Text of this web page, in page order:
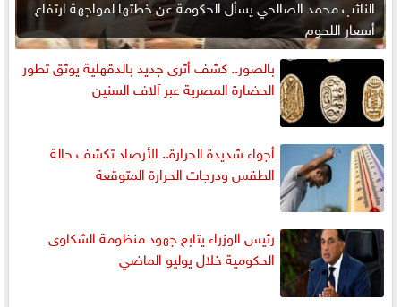
النائب محمد الصالحي يسأل الحكومة عن خطتها لمواجهة ارتفاع
أسعار اللحوم
بالصور.. كشف أثرى جديد بالدقهلية يوثق تطور
الحضارة المصرية عبر آلاف السنين
أجواء شديدة الحرارة.. الأرصاد تكشف حالة
الطقس ودرجات الحرارة المتوقعة
رئيس الوزراء يتابع جهود منظومة الشكاوى
الحكومية خلال يوليو الماضي